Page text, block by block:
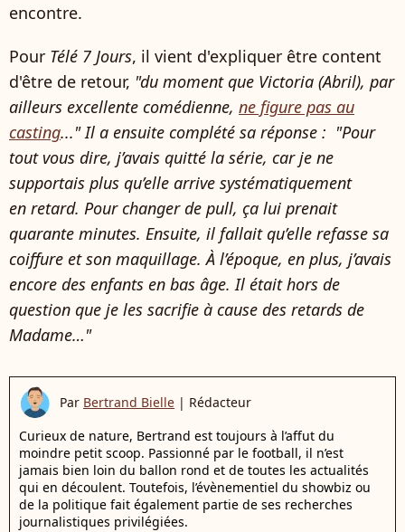
encontre.
Pour Télé 7 Jours, il vient d'expliquer être content
d'être de retour, "du moment que Victoria (Abril), par
ailleurs excellente comédienne, ne figure pas au
casting..." Il a ensuite complété sa réponse : "Pour
tout vous dire, j’avais quitté la série, car je ne
supportais plus qu’elle arrive systématiquement
en retard. Pour changer de pull, ça lui prenait
quarante minutes. Ensuite, il fallait qu’elle refasse sa
coiffure et son maquillage. À l’époque, en plus, j’avais
encore des enfants en bas âge. Il était hors de
question que je les sacrifie à cause des retards de
Madame…"
Par Bertrand Bielle | Rédacteur
Curieux de nature, Bertrand est toujours à l’affut du
moindre petit scoop. Passionné par le football, il n’est
jamais bien loin du ballon rond et de toutes les actualités
qui en découlent. Toutefois, l’évènementiel du showbiz ou
de la politique fait également partie de ses recherches
journalistiques privilégiées.